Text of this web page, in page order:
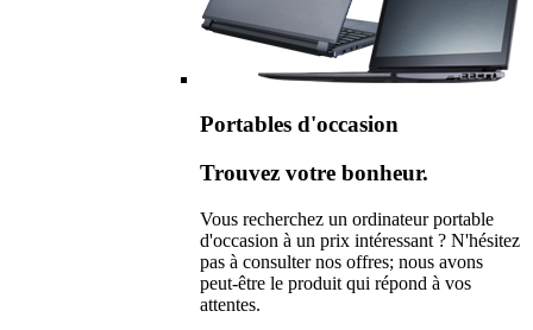
Portables d'occasion
Trouvez votre bonheur.
Vous recherchez un ordinateur portable
d'occasion à un prix intéressant ? N'hésitez
pas à consulter nos offres; nous avons
peut-être le produit qui répond à vos
attentes.